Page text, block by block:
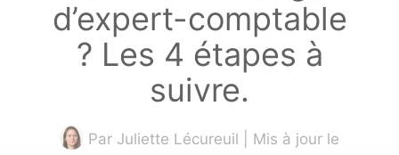
d’expert-comptable
? Les 4 étapes à
suivre.
Par Juliette Lécureuil | Mis à jour le